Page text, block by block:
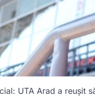
UTA Arad a reușit